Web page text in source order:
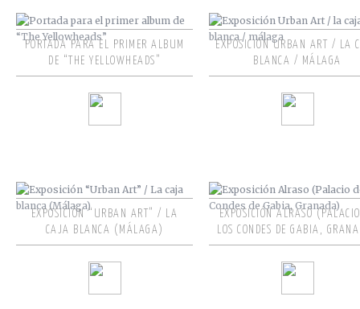
PORTADA PARA EL PRIMER ALBUM
DE “THE YELLOWHEADS”
EXPOSICIÓN URBAN ART / LA
BLANCA / MÁLAGA
EXPOSICIÓN “URBAN ART” / LA
CAJA BLANCA (MÁLAGA)
EXPOSICIÓN ALRASO
LOS CONDES DE GABIA,